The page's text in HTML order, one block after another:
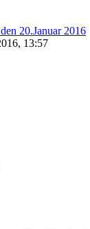
20.Januar 2016
13:57